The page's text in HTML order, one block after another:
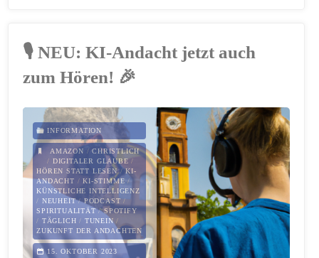
mit
Zielen
um,
die
man
🎙️ NEU: KI-Andacht jetzt auch
zum Hören! 🎉
INFORMATION
AMAZON /CHRISTLICH
/ DIGITALER GLAUBE /
HÖREN STATT LESEN/KI-
ANDACHT /KI-STIMME /
KÜNSTLICHE INTELLIGENZ
/ NEUHEIT/PODCAST /
SPIRITUALITÄT/SPOTIFY
/ TÄGLICH / TUNEIN/
ZUKUNFT DER ANDACHTEN
15. OKTOBER 2023